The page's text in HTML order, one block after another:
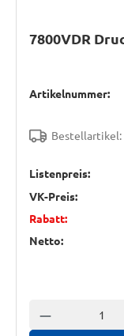
7800VDR
Artikelnummer:
Bestellartikel:
Listenpreis:
VK-Preis:
Rabatt:
Netto:
Anzahl verringern